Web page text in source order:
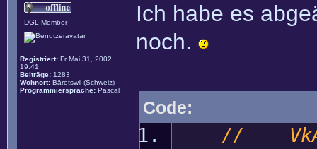
DGL Member
Registriert: Fr Mai 31, 2002
19:41
Beiträge: 1283
Wohnort: Bäretswil (Schweiz)
Programmiersprache: Pascal
Ich habe es
noch.
Code:
//